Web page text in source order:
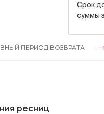
Срок
суммы
ВОЗВРАТА РЕМОНТ
ресниц